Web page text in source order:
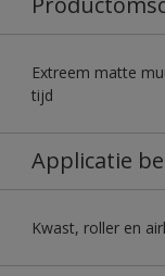
Extreem matte
tijd
Applicatie
Kwast, roller en